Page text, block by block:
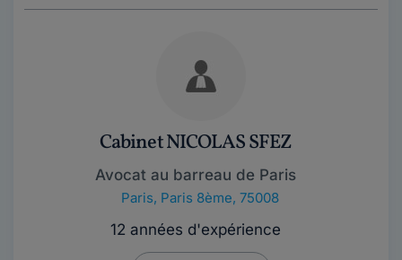
Cabinet NICOLAS SFEZ
Avocat au barreau de Paris
Paris, Paris 8ème, 75008
12 années d'expérience